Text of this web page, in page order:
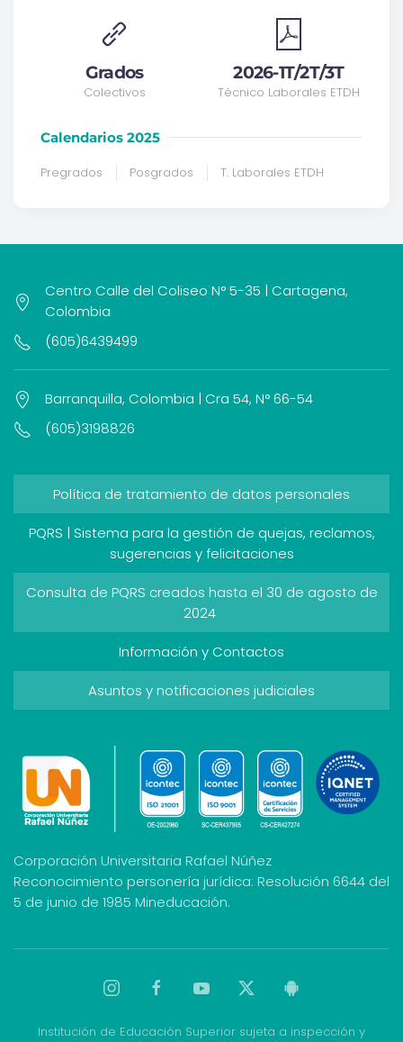
Grados
Colectivos
2026-1T/2T/3T
Técnico Laborales ETDH
Calendarios 2025
Pregrados Posgrados T. Laborales ETDH
Centro Calle del Coliseo N° 5-35 | Cartagena,
Colombia
(605)6439499
Barranquilla, Colombia | Cra 54, N° 66-54
(605)3198826
Política de tratamiento de datos personales
PQRS | Sistema para la gestión de quejas, reclamos,
sugerencias y felicitaciones
Consulta de PQRS creados hasta el 30 de agosto de
2024
Información y Contactos
Asuntos y notificaciones judiciales
Corporación Universitaria Rafael Núñez
Reconocimiento personería jurídica: Resolución 6644 del
5 de junio de 1985 Mineducación.
Institución de Educación Superior sujeta a inspección y